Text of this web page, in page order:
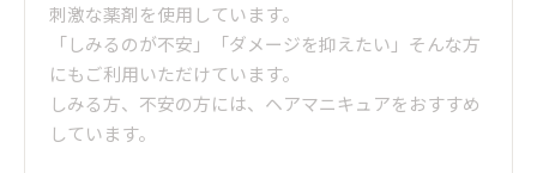
刺激な薬剤を使用しています。
「しみるのが不安」「ダメージを抑えたい」そんな方
にもご利用いただけています。
しみる方、不安の方には、ヘアマニキュアをおすすめ
しています。